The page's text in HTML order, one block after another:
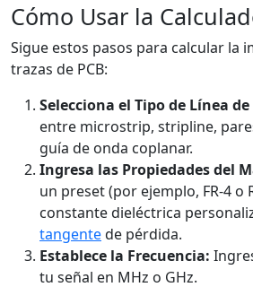
Cómo Usar la
Sigue estos pasos para calcular la
trazas de PCB:
Selecciona el Tipo de Línea
entre microstrip, stripline,
guía de onda coplanar.
Ingresa las Propiedades del
un preset (por ejemplo, FR-4 o
constante dieléctrica
tangentede pérdida.
Establece la Frecuencia:
tu señal en MHz o GHz.